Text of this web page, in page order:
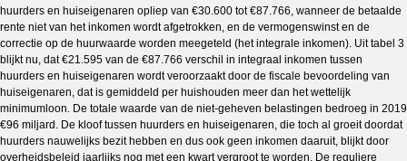
huurders en huiseigenaren opliep van €30.600 tot €87.766, wanneer de betaalde
rente niet van het inkomen wordt afgetrokken, en de vermogenswinst en de
correctie op de huurwaarde worden meegeteld (het integrale inkomen). Uit tabel 3
blijkt nu, dat €21.595 van de €87.766 verschil in integraal inkomen tussen
huurders en huiseigenaren wordt veroorzaakt door de fiscale bevoordeling van
huiseigenaren, dat is gemiddeld per huishouden meer dan het wettelijk
minimumloon. De totale waarde van de niet-geheven belastingen bedroeg in 2019
€96 miljard. De kloof tussen huurders en huiseigenaren, die toch al groeit doordat
huurders nauwelijks bezit hebben en dus ook geen inkomen daaruit, blijkt door
overheidsbeleid jaarlijks nog met een kwart vergroot te worden. De reguliere